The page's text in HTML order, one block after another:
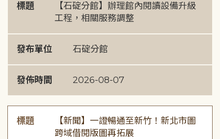
標題
【石碇分館】辦理館內閱讀設備升級
工程，相關服務調整
發布單位 石碇分館
發佈時間 2026-08-07
標題
【新聞】一證暢通至新竹！新北市圖
跨域借閱版圖再拓展